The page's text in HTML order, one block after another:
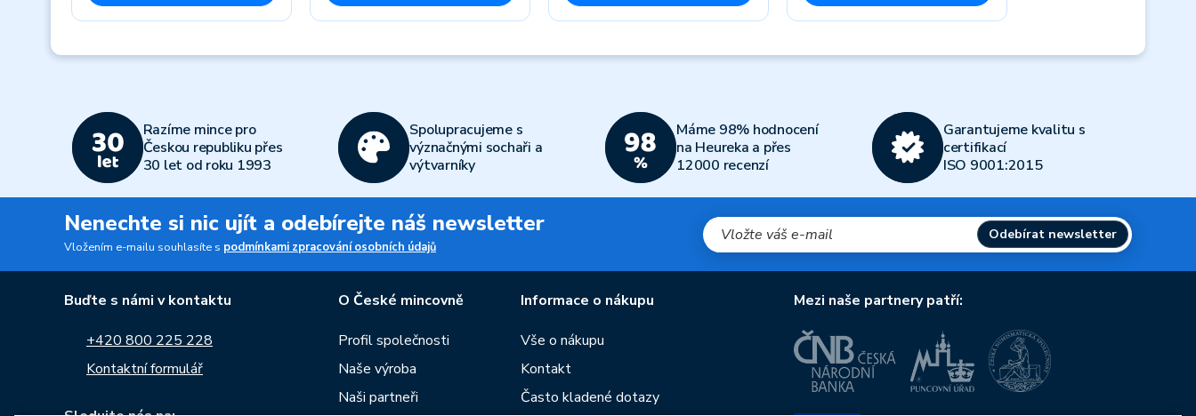
Razíme mince pro
Českou republiku přes
30 let od roku 1993
Spolupracujeme s
význačnými sochaři a
výtvarníky
Máme 98% hodnocení
na Heureka a přes
12000 recenzí
Garantujeme kvalitu s
certifikací
ISO 9001:2015
Nenechte si nic ujít a odebírejte náš newsletter
Vložením e-mailu souhlasíte s podmínkami zpracování osobních údajů
Odebírat newsletter
Buďte s námi v kontaktu
+420 800 225 228
Kontaktní formulář
O České mincovně
Profil společnosti
Naše výroba
Naši partneři
Informace o nákupu
Vše o nákupu
Kontakt
Často kladené dotazy
Mezi naše partnery patří: